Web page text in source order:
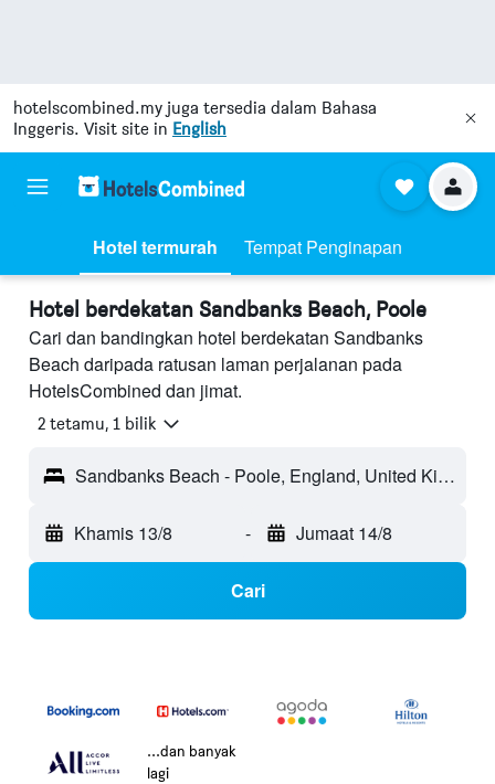
hotelscombined.my juga tersedia dalam Bahasa
Inggeris. Visit site in English
Hotel termurah Tempat Penginapan
Hotel berdekatan Sandbanks Beach, Poole
Cari dan bandingkan hotel berdekatan Sandbanks
Beach daripada ratusan laman perjalanan pada
HotelsCombined dan jimat.
2 tetamu, 1 bilik
Sandbanks Beach - Poole, England, United Kingdom
Khamis 13/8 - Jumaat 14/8
Cari
...dan banyak
lagi